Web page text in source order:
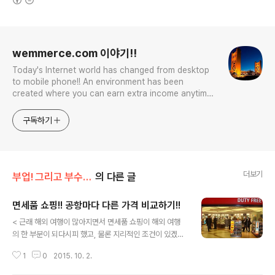
wemmerce.com 이야기!!
Today's Internet world has changed from desktop
to mobile phone!! An environment has been
created where you can earn extra income anytime,
competition. Now let’s turn our eyes to the world!
You can enter
구독하기
부업! 그리고 부수입!! 의 다른 글 더보기
면세품 쇼핑!! 공항마다 다른 가격 비교하기!!
< 근래 해외 여행이 많아지면서 면세품 쇼핑이 해외 여행
의 한 부분이 되다시피 했고, 물론 지리적인 조건이 있겠지
목적이라고 이야기를 하는 언론들을 보면서 마치 해외 여
1 0 2015. 10. 2.